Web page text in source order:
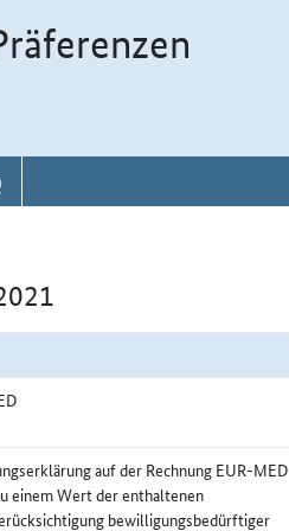
auf der Rechnung EUR-MED
einem Wert der enthaltenen
bewilligungsbedürftiger